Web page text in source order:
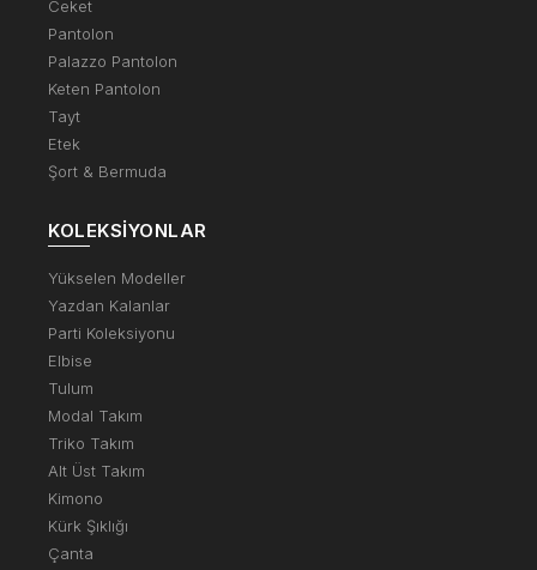
Ceket
Pantolon
Palazzo Pantolon
Keten Pantolon
Tayt
Etek
Şort & Bermuda
KOLEKSIYONLAR
Yükselen Modeller
Yazdan Kalanlar
Parti Koleksiyonu
Elbise
Tulum
Modal Takım
Triko Takım
Alt Üst Takım
Kimono
Kürk Şıklığı
Çanta